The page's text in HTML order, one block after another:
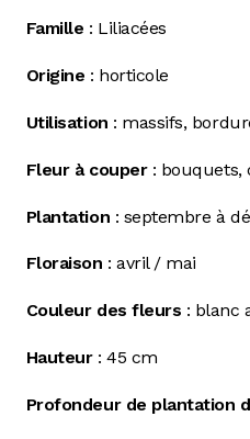
Famille : Liliacées
Origine : horticole
Utilisation : massifs,
Fleur à couper : bouquets,
Plantation : septembre à
Floraison : avril / mai
Couleur des fleurs : blanc
Hauteur : 45 cm
Profondeur de plantation